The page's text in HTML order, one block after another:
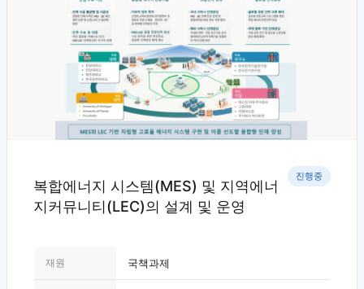
복합에너지 시스템(MES) 및 지역에너
지커뮤니티(LEC)의 설계 및 운영
진행중
재원 국책과제